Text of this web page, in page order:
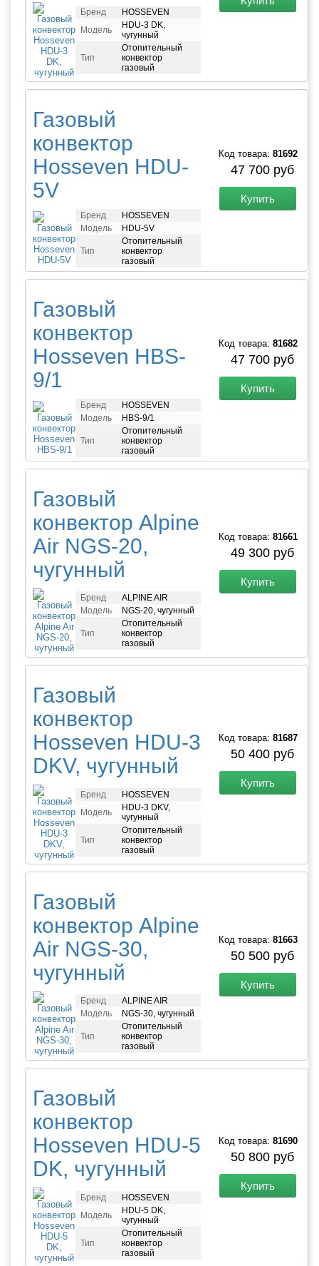
Бренд
HOSSEVEN
Модель
HDU-3 DK,
чугунный
Тип
Отопительный
конвектор
газовый
Газовый
конвектор
Hosseven HDU-
5V
Код товара: 81692
47 700 руб
Купить
Бренд
HOSSEVEN
Модель
HDU-5V
Тип
Отопительный
конвектор
газовый
Газовый
конвектор
Hosseven HBS-
9/1
Код товара: 81682
47 700 руб
Купить
Бренд
HOSSEVEN
Модель
HBS-9/1
Тип
Отопительный
конвектор
газовый
Газовый
конвектор Alpine
Air NGS-20,
чугунный
Код товара: 81661
49 300 руб
Купить
Бренд
ALPINE AIR
Модель
NGS-20, чугунный
Тип
Отопительный
конвектор
газовый
Газовый
конвектор
Hosseven HDU-3
DKV, чугунный
Код товара: 81687
50 400 руб
Купить
Бренд
HOSSEVEN
Модель
HDU-3 DKV,
чугунный
Тип
Отопительный
конвектор
газовый
Газовый
конвектор Alpine
Air NGS-30,
чугунный
Код товара: 81663
50 500 руб
Купить
Бренд
ALPINE AIR
Модель
NGS-30, чугунный
Тип
Отопительный
конвектор
газовый
Газовый
конвектор
Hosseven HDU-5
DK, чугунный
Код товара: 81690
50 800 руб
Купить
Бренд
HOSSEVEN
Модель
HDU-5 DK,
чугунный
Тип
Отопительный
конвектор
газовый